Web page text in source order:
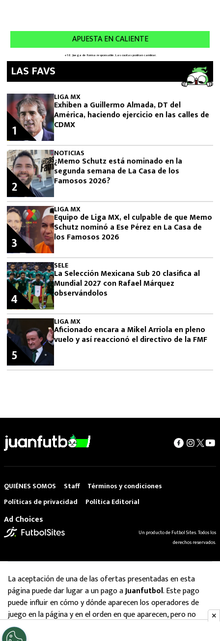
LAS FAVS
LIGA MX
Exhiben a Guillermo Almada, DT del
América, haciendo ejercicio en las calles de
CDMX
1
NOTICIAS
¿Memo Schutz está nominado en la
segunda semana de La Casa de los
Famosos 2026?
2
LIGA MX
Equipo de Liga MX, el culpable de que Memo
Schutz nominó a Ese Pérez en La Casa de
los Famosos 2026
3
SELE
La Selección Mexicana Sub 20 clasifica al
Mundial 2027 con Rafael Márquez
observándolos
4
LIGA MX
Aficionado encara a Mikel Arriola en pleno
vuelo y así reaccionó el directivo de la FMF
5
QUIÉNES SOMOS Staff
Términos y condiciones
Políticas de privacidad
Política Editorial
Ad Choices
Un producto de Futbol Sites. Todos los
derechos reservados.
La aceptación de una de las ofertas presentadas en esta
página puede dar lugar a un pago aJuanfutbol. Este pago
puede influir en cómo y dónde aparecen los operadores de
juego en la página y en el orden en que aparecen, pero no
influye en nuestras evaluaciones.